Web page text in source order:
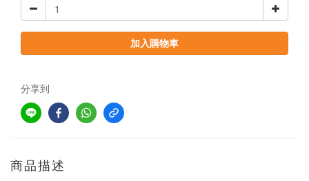
加入購物車
分享到
商品描述